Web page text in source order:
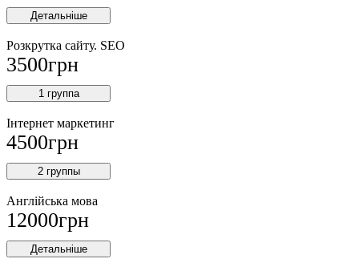
Детальніше
Розкрутка сайту. SEO
3500грн
1 группа
Інтернет маркетинг
4500грн
2 группы
Англійська мова
12000грн
Детальніше